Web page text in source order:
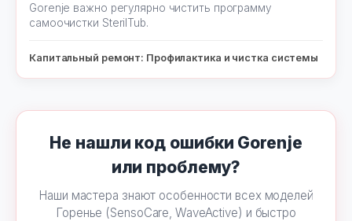
Gorenje важно регулярно чистить программу
самоочистки SterilTub.
Капитальный ремонт: Профилактика и чистка системы
Не нашли код ошибки Gorenje
или проблему?
Наши мастера знают особенности всех моделей
Горенье (SensoCare, WaveActive) и быстро